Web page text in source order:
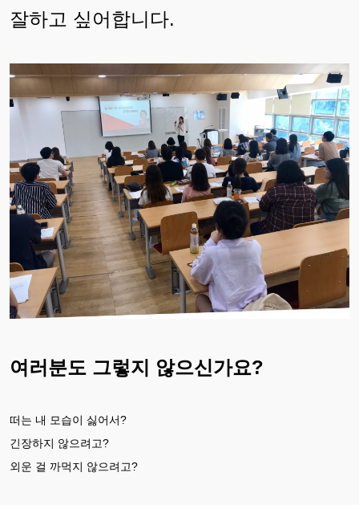
잘하고 싶어합니다.
여러분도 그렇지 않으신가요?
떠는 내 모습이 싫어서?
긴장하지 않으려고?
외운 걸 까먹지 않으려고?